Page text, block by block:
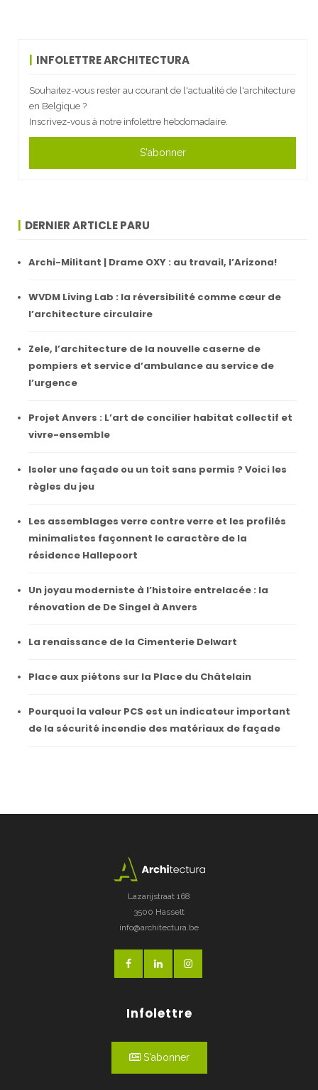
INFOLETTRE ARCHITECTURA
Souhaitez-vous rester au courant de l'actualité de l'architecture
en Belgique ?
Inscrivez-vous à notre infolettre hebdomadaire.
S'abonner
DERNIER ARTICLE PARU
Archi-Militant | Drame OXY : au travail, l’Arizona!
WVDM Living Lab : la réversibilité comme cœur de
l’architecture circulaire
Zele, l’architecture de la nouvelle caserne de
pompiers et service d’ambulance au service de
l’urgence
Projet Anvers : L’art de concilier habitat collectif et
vivre-ensemble
Isoler une façade ou un toit sans permis ? Voici les
règles du jeu
Les assemblages verre contre verre et les profilés
minimalistes façonnent le caractère de la
résidence Hallepoort
Un joyau moderniste à l’histoire entrelacée : la
rénovation de De Singel à Anvers
La renaissance de la Cimenterie Delwart
Place aux piétons sur la Place du Châtelain
Pourquoi la valeur PCS est un indicateur important
de la sécurité incendie des matériaux de façade
Lazarijstraat 168
3500 Hasselt
info@architectura.be
Infolettre
S'abonner